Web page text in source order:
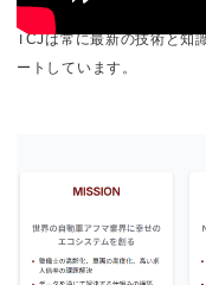
で効率的な車社会の実現に
TCJは常に最新の技術と知
ートしています。